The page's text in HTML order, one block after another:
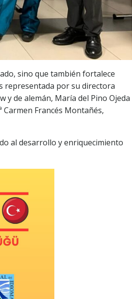
sino que también fortalece
representada por su directora
y de alemán, María del Pino Ojeda
Francés Montañés,
al desarrollo y enriquecimiento